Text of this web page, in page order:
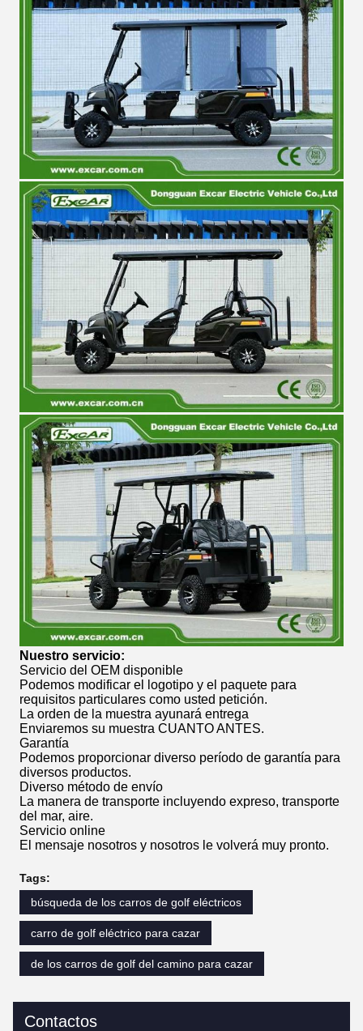
Nuestro servicio:
Servicio del OEM disponible
Podemos modificar el logotipo y el paquete para
requisitos particulares como usted petición.
La orden de la muestra ayunará entrega
Enviaremos su muestra CUANTO ANTES.
Garantía
Podemos proporcionar diverso período de garantía para
diversos productos.
Diverso método de envío
La manera de transporte incluyendo expreso, transporte
del mar, aire.
Servicio online
El mensaje nosotros y nosotros le volverá muy pronto.
Tags:
búsqueda de los carros de golf eléctricos
carro de golf eléctrico para cazar
de los carros de golf del camino para cazar
Contactos